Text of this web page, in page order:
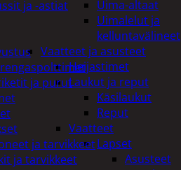
Uima-altaat
Uimalelut ja
kelluntavälineet
Vaatteet ja asusteet
Heijastimet
Laukut ja reput
Käsilaukut
Reput
Vaatteet
Lapset
Asusteet
ja -astiat
ja purut
ja tarvikkeet
ja tarvikkeet